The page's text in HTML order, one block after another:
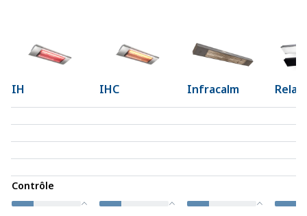
IH IHC Infracalm Relax
Contrôle